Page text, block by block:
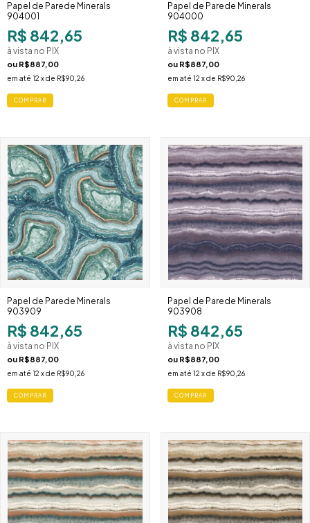
Papel de Parede Minerals
904001
R$ 842,65
à vista no PIX
ou R$887,00
em até 12 x de R$90,26
Papel de Parede Minerals
904000
R$ 842,65
à vista no PIX
ou R$887,00
em até 12 x de R$90,26
Papel de Parede Minerals
903909
R$ 842,65
à vista no PIX
ou R$887,00
em até 12 x de R$90,26
Papel de Parede Minerals
903908
R$ 842,65
à vista no PIX
ou R$887,00
em até 12 x de R$90,26